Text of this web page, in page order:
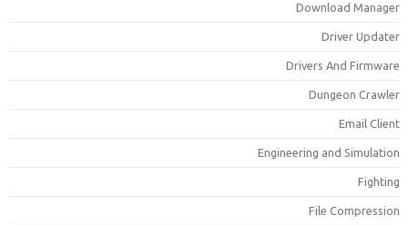
Download
Driver
Drivers And
Dungeon
Email
Engineering and
File